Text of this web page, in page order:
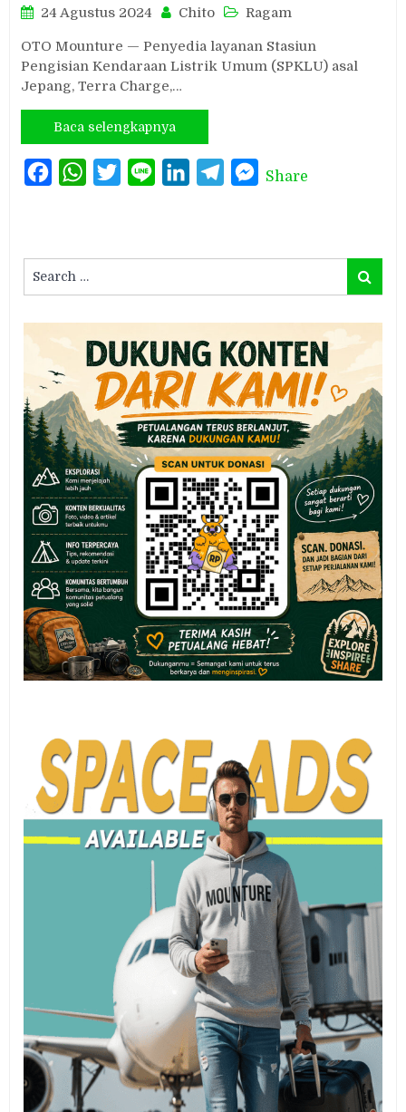
24 Agustus 2024 Chito Ragam
OTO Mounture — Penyedia layanan Stasiun
Pengisian Kendaraan Listrik Umum (SPKLU) asal
Jepang, Terra Charge,…
Baca selengkapnya
FacebookWhatsAppTwitterLine LinkedInTelegramMessenger
Share
for:
Search